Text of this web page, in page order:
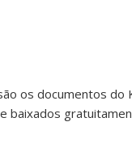
os documentos do
baixados